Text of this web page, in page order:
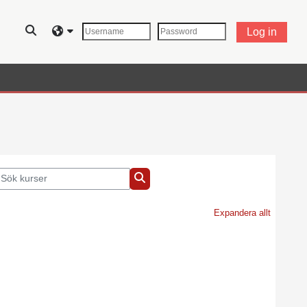
Växla sökinmatning Log in
kurser
Sök kurser
Expandera allt